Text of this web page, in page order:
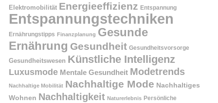
Elektromobilität Energieeffizienz Entspannung
Entspannungstechniken
Ernährungstipps Finanzplanung Gesunde
Ernährung Gesundheit Gesundheitsvorsorge
Gesundheitswesen Künstliche Intelligenz
Luxusmode Mentale Gesundheit Modetrends
Nachhaltige Mobilität Nachhaltige Mode Nachhaltiges
Wohnen Nachhaltigkeit Naturerlebnis Persönliche